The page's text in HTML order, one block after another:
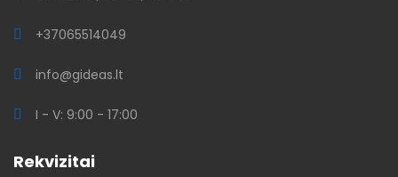
+37065514049
info@gideas.lt
I - V: 9:00 - 17:00
Rekvizitai